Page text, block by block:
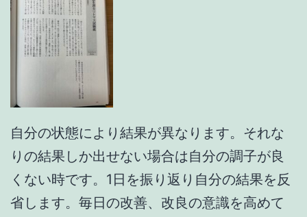
自分の状態により結果が異なります。それな
りの結果しか出せない場合は自分の調子が良
くない時です。1日を振り返り自分の結果を反
省します。毎日の改善、改良の意識を高めて